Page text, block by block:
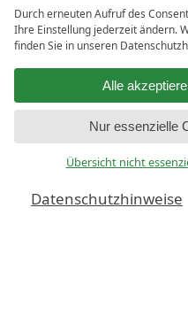
Durch erneuten Aufruf des
Ihre Einstellung jederzeit ändern.
finden Sie in unseren
Alle
Nur essenzielle
Übersicht nicht
Datenschutzhinweise
MENU
AGBDATENSCHUTZ